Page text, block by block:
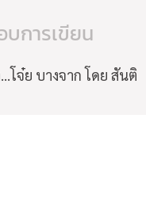
การเขียน
จ๋ย บางจาก โดย สันติ